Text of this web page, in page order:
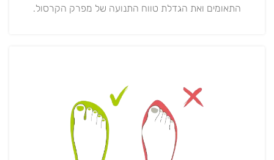
התאומים ואת הגדלת טווח התנועה של מפרק הקרסול.